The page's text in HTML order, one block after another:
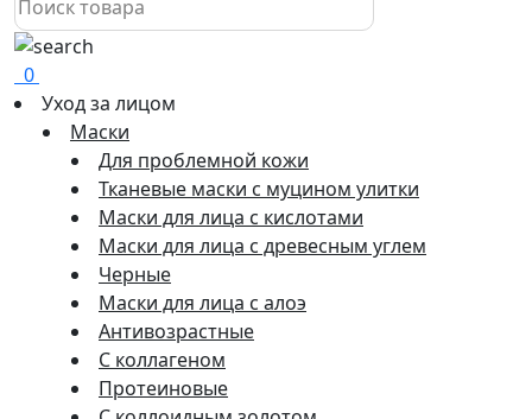
0
Уход за лицом
Маски
Для проблемной кожи
Тканевые маски с муцином улитки
Маски для лица с кислотами
Маски для лица с древесным углем
Черные
Маски для лица с алоэ
Антивозрастные
С коллагеном
Протеиновые